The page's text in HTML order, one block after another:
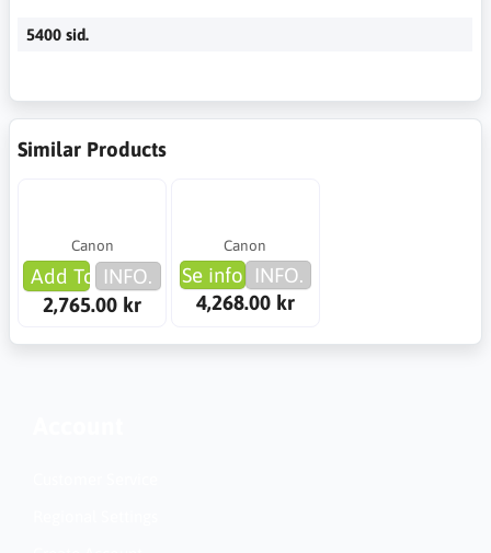
5400 sid.
Similar Products
Canon
Add To Cart
INFO.
2,765.00 kr
Canon
Se info INFO.
4,268.00 kr